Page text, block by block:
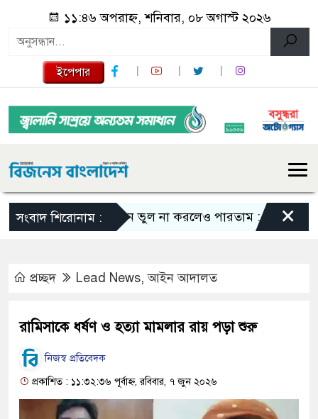
১১:৪৬ অপরাহ্ন, শনিবার, ০৮ অগাস্ট ২০২৬
ইপেপার
সংবাদ শিরোনাম :এমন ভুল না করলেও পারতাম : শাকিব খান×
প্রচ্ছদ Lead News,আইন আদালত
রামিসাকে ধর্ষণ ও হত্যা মামলার রায় পড়া শুরু
নিজস্ব প্রতিবেদক
প্রকাশিত : ১১:৩২:৩৬ পূর্বাহ্ন, রবিবার, ৭ জুন ২০২৬